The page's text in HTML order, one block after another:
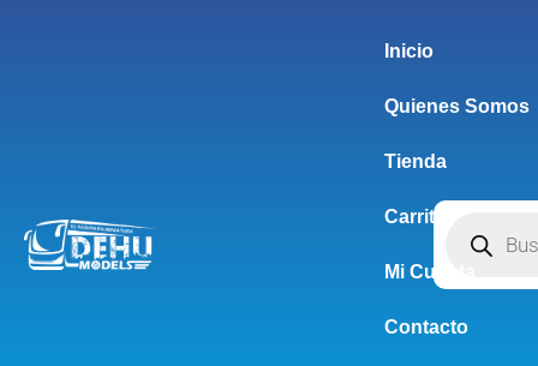
Inicio
Quienes Somos
Tienda
Carrito
Mi Cuenta
Contacto